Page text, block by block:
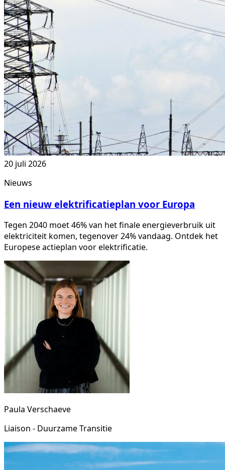
20 juli 2026
Nieuws
Een nieuw elektrificatieplan voor Europa
Tegen 2040 moet 46% van het finale energieverbruik uit
elektriciteit komen, tegenover 24% vandaag. Ontdek het
Europese actieplan voor elektrificatie.
Paula Verschaeve
Liaison - Duurzame Transitie